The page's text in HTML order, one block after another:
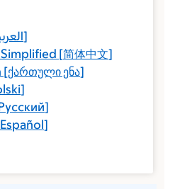
]
[简体中文]
[ქართული ენა]
]
]
Español]